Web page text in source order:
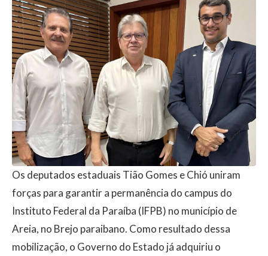
Os deputados estaduais Tião Gomes e Chió uniram
forças para garantir a permanência do campus do
Instituto Federal da Paraíba (IFPB) no município de
Areia, no Brejo paraibano. Como resultado dessa
mobilização, o Governo do Estado já adquiriu o